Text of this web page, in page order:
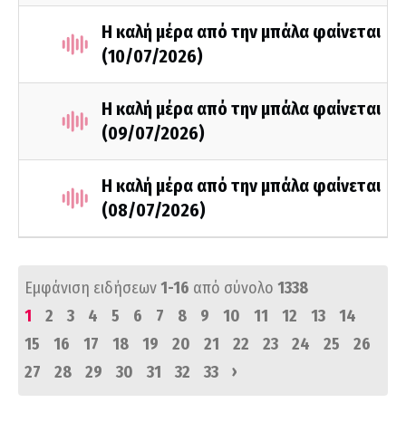
Η καλή μέρα από την μπάλα φαίνεται
(10/07/2026)
Η καλή μέρα από την μπάλα φαίνεται
(09/07/2026)
Η καλή μέρα από την μπάλα φαίνεται
(08/07/2026)
Εμφάνιση ειδήσεων1-16 από σύνολο 1338
1
2 3 4 5 6 7 8 9 10 11 12 13
14
15
16 17 18 19 20 21 22 23 24 25
26
27
28 29 30 31 32 33 ›